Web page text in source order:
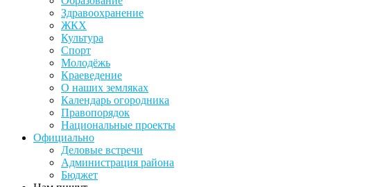
Здравоохранение
ЖКХ
Культура
Спорт
Молодёжь
Краеведение
О наших земляках
Календарь огородника
Правопорядок
Национальные проекты
Официально
Деловые встречи
Администрация района
Бюджет